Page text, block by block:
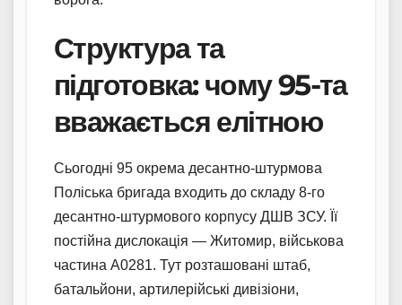
Структура та
підготовка: чому 95-та
вважається елітною
Сьогодні 95 окрема десантно-штурмова
Поліська бригада входить до складу 8-го
десантно-штурмового корпусу ДШВ ЗСУ. Її
постійна дислокація — Житомир, військова
частина А0281. Тут розташовані штаб,
батальйони, артилерійські дивізіони,